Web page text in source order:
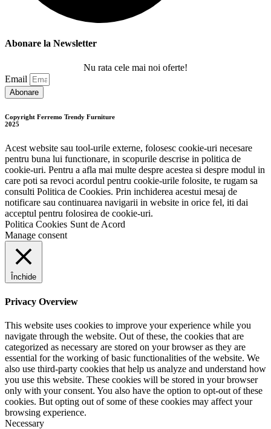
Abonare la Newsletter
Nu rata cele mai noi oferte!
Email
Abonare
Copyright Ferremo Trendy Furniture
2025
Acest website sau tool-urile externe, folosesc cookie-uri necesare
pentru buna lui functionare, in scopurile descrise in politica de
cookie-uri. Pentru a afla mai multe despre acestea si despre modul in
care poti sa revoci acordul pentru cookie-urile folosite, te rugam sa
consulti Politica de Cookies. Prin inchiderea acestui mesaj de
notificare sau continuarea navigarii in website in orice fel, iti dai
acceptul pentru folosirea de cookie-uri.
Politica Cookies Sunt de Acord
Manage consent
Închide
Privacy Overview
This website uses cookies to improve your experience while you
navigate through the website. Out of these, the cookies that are
categorized as necessary are stored on your browser as they are
essential for the working of basic functionalities of the website. We
also use third-party cookies that help us analyze and understand how
you use this website. These cookies will be stored in your browser
only with your consent. You also have the option to opt-out of these
cookies. But opting out of some of these cookies may affect your
browsing experience.
Necessary